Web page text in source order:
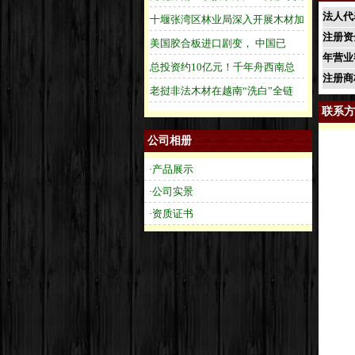
公司相册
·产品展示
·公司实景
·资质证书
法人
注册
年营
注册
联系